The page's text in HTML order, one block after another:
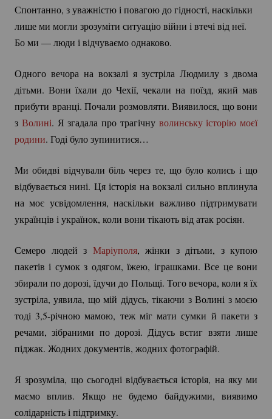
Спонтанно, з уважністю і повагою до гідності, наскільки
лише ми могли зрозуміти ситуацію війни і втечі від неї.
Бо ми — люди і відчуваємо однаково.
Одного вечора на вокзалі я зустріла Людмилу з двома
дітьми. Вони їхали до Чехії, чекали на поїзд, який мав
прибути вранці. Почали розмовляти. Виявилося, що вони
з Волині. Я згадала про трагічну волинську історію моєї
родини. Годі було зупинитися…
Ми обидві відчували біль через те, що було колись і що
відбувається нині. Ця історія на вокзалі сильно вплинула
на моє усвідомлення, наскільки важливо підтримувати
українців і українок, коли вони тікають від атак росіян.
Семеро людей з Маріуполя, жінки з дітьми, з купою
пакетів і сумок з одягом, їжею, іграшками. Все це вони
збирали по дорозі, їдучи до Польщі. Того вечора, коли я їх
зустріла, уявила, що мій дідусь, тікаючи з Волині з моєю
тоді 3,5-річною мамою, теж міг мати сумки й пакети з
речами, зібраними по дорозі. Дідусь встиг взяти лише
піджак. Жодних документів, жодних фотографій.
Я зрозуміла, що сьогодні відбувається історія, на яку ми
маємо вплив. Якщо не будемо байдужими, виявимо
солідарність і підтримку.